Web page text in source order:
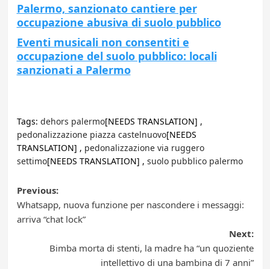
Palermo, sanzionato cantiere per
occupazione abusiva di suolo pubblico
Eventi musicali non consentiti e
occupazione del suolo pubblico: locali
sanzionati a Palermo
Tags: dehors palermo[NEEDS TRANSLATION] ,
pedonalizzazione piazza castelnuovo[NEEDS
TRANSLATION] , pedonalizzazione via ruggero
settimo[NEEDS TRANSLATION] , suolo pubblico palermo
Post
navigation
Previous:
Whatsapp, nuova funzione per nascondere i messaggi:
arriva “chat lock”
Next:
Bimba morta di stenti, la madre ha “un quoziente
intellettivo di una bambina di 7 anni”